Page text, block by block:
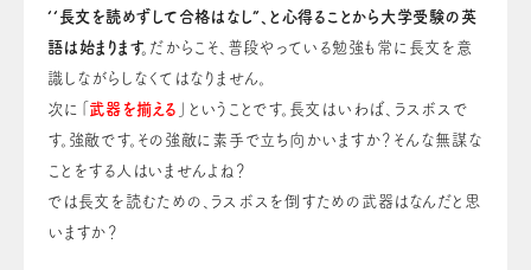
‘‘長文を読めずして合格はなし”、と心得ることから大学受験の英
語は始まります。 だからこそ、普段やっている勉強も常に長文を意
識しながらしなくてはなりません。
次に「 武器を揃える
」ということです。長文はいわば、ラスボスで
す。強敵です。その強敵に素手で立ち向かいますか？そんな無謀な
ことをする人はいませんよね？
では長文を読むための、ラスボスを倒すための武器はなんだと思
いますか？